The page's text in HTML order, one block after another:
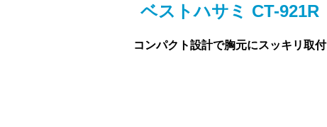
ベストハサミ CT-921R
コンパクト設計で胸元にスッキリ取付